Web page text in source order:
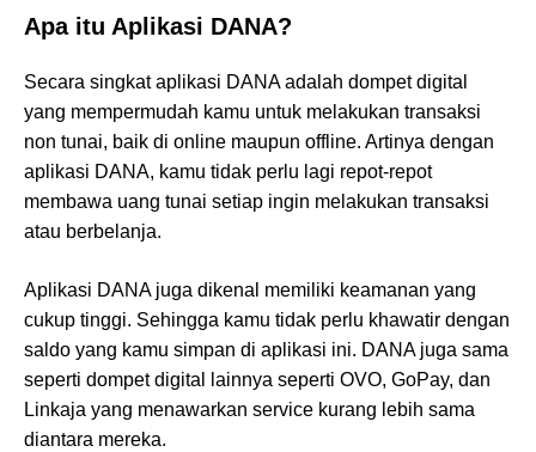
Apa itu Aplikasi DANA?
Secara singkat aplikasi DANA adalah dompet digital
yang mempermudah kamu untuk melakukan transaksi
non tunai, baik di online maupun offline. Artinya dengan
aplikasi DANA, kamu tidak perlu lagi repot-repot
membawa uang tunai setiap ingin melakukan transaksi
atau berbelanja.
Aplikasi DANA juga dikenal memiliki keamanan yang
cukup tinggi. Sehingga kamu tidak perlu khawatir dengan
saldo yang kamu simpan di aplikasi ini. DANA juga sama
seperti dompet digital lainnya seperti OVO, GoPay, dan
Linkaja yang menawarkan service kurang lebih sama
diantara mereka.